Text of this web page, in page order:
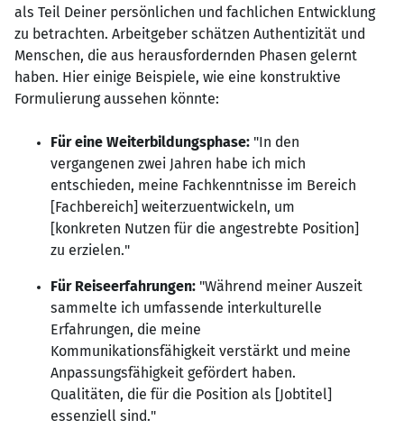
als Teil Deiner persönlichen und fachlichen Entwicklung
zu betrachten. Arbeitgeber schätzen Authentizität und
Menschen, die aus herausfordernden Phasen gelernt
haben. Hier einige Beispiele, wie eine konstruktive
Formulierung aussehen könnte:
Für eine Weiterbildungsphase: "In den
vergangenen zwei Jahren habe ich mich
entschieden, meine Fachkenntnisse im Bereich
[Fachbereich] weiterzuentwickeln, um
[konkreten Nutzen für die angestrebte Position]
zu erzielen."
Für Reiseerfahrungen: "Während meiner Auszeit
sammelte ich umfassende interkulturelle
Erfahrungen, die meine
Kommunikationsfähigkeit verstärkt und meine
Anpassungsfähigkeit gefördert haben.
Qualitäten, die für die Position als [Jobtitel]
essenziell sind."